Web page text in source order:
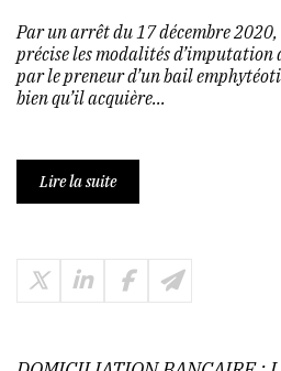
Par un arrêt du 17 décembre
précise les modalités d’imputation
par le preneur d’un bail
bien qu’il acquière...
Lire la suite